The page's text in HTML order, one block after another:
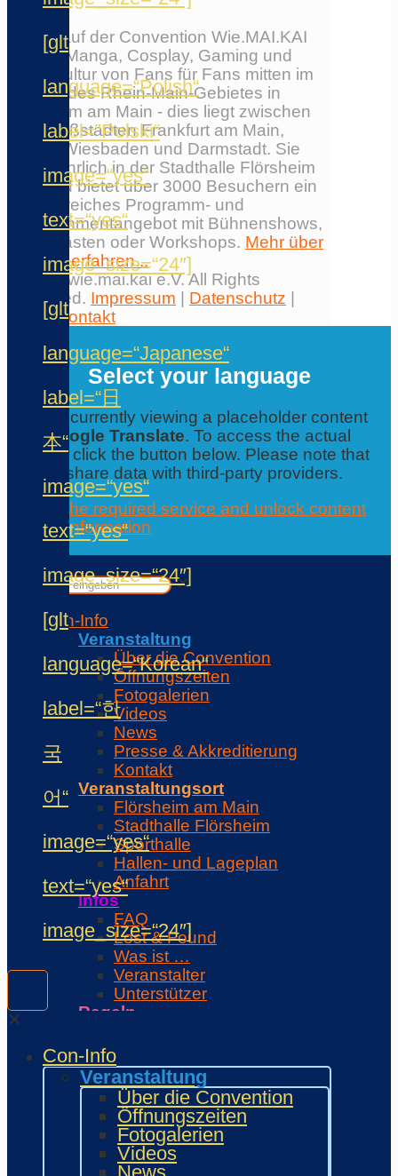
[glt
language=“Polish“
label=“Polski“
image=“yes“
text=“yes“
image_size=“24″]
[glt
language=“Japanese“
label=“日
本“
image=“yes“
text=“yes“
image_size=“24″]
[glt
language=“Korean“
label=“한
국
어“
image=“yes“
text=“yes“
image_size=“24″]
✕
Con-Info
Veranstaltung
Über die Convention
Öffnungszeiten
Fotogalerien
Videos
Erlebe auf der Convention Wie.MAI.KAI
Anime, Manga, Cosplay, Gaming und
Japankultur von Fans für Fans mitten im
Herzen des Rhein-Main-Gebietes in
Flörsheim am Main - dies liegt zwischen
den Großstädten Frankfurt am Main,
Mainz, Wiesbaden und Darmstadt. Sie
findet jährlich in der Stadthalle Flörsheim
statt und bietet über 3000 Besuchern ein
umfangreiches Programm- und
Entertainmentangebot mit Bühnenshows,
Ehrengästen oder Workshops. Mehr über
die Con erfahren...
© 2026 wie.mai.kai e.V. All Rights
Reserved. Impressum Datenschutz
|Kontakt
Select your language
You are currently viewing a placeholder content
fromGoogle Translate. To access the actual
content, click the button below. Please note that
this will share data with third-party providers.
Accept the required service and unlock content
Further information
Contact
✕
Con-Info
Veranstaltung
Über die Convention
Öffnungszeiten
Fotogalerien
Videos
News
Presse & Akkreditierung
Kontakt
Veranstaltungsort
Flörsheim am Main
Stadthalle Flörsheim
Sporthalle
Hallen- und Lageplan
Anfahrt
Infos
FAQ
Lost & Found
Was ist …
Veranstalter
Unterstützer
Regeln
Cosplaywaffen- und -
Requisitenregeln
MARKTPLATZ
Händler
Zeichner und Künstler
Fanprojekte
Kulturaussteller